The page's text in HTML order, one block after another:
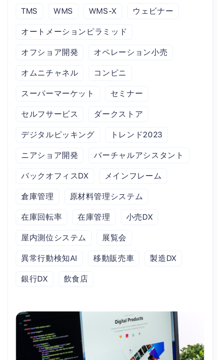
TMS WMS WMS-X ウェビナー
オートメーションピラミッド
オフショア開発 オペレーション小売
オムニチャネル コンビニ
スーパーマーケット セミナー
セルフサービス ダークストア
デジタルピッキング トレンド2023
ニアショア開発 バーチャルアシスタント
バックオフィスDX メインフレーム
倉庫管理 原材料管理システム
在庫回転率 在庫管理 小売DX
屋内測位システム 展覧会
異常行動検知AI 移動販売車 製造DX
銀行DX 飲食店